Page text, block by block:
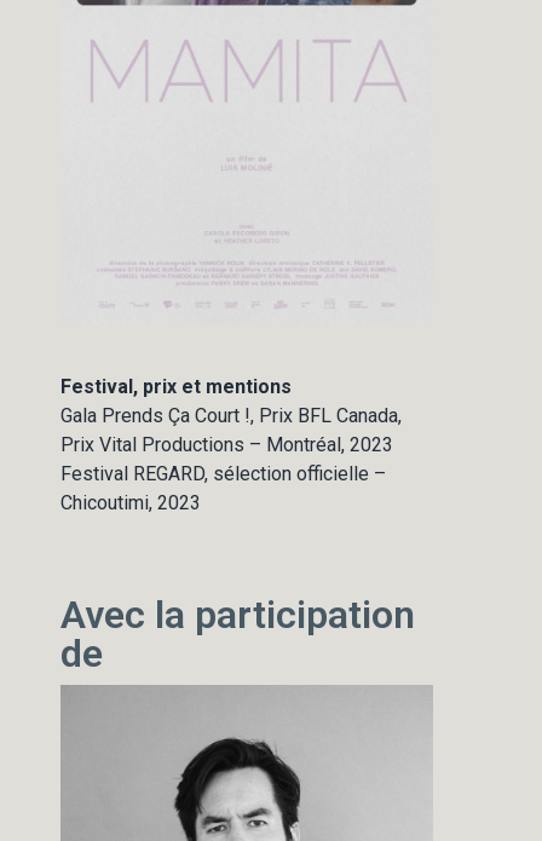
Festival, prix et mentions
Gala Prends Ça Court !, Prix BFL Canada,
Prix Vital Productions – Montréal, 2023
Festival REGARD, sélection officielle –
Chicoutimi, 2023
Avec la participation
de